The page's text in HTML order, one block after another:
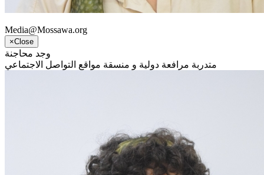
Media@Mossawa.org
×Close
وجد محاجنة
متدربة مرافعة دولية و منسقة مواقع التواصل الاجتماعي